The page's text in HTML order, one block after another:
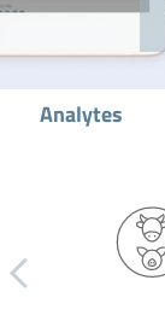
Analytes